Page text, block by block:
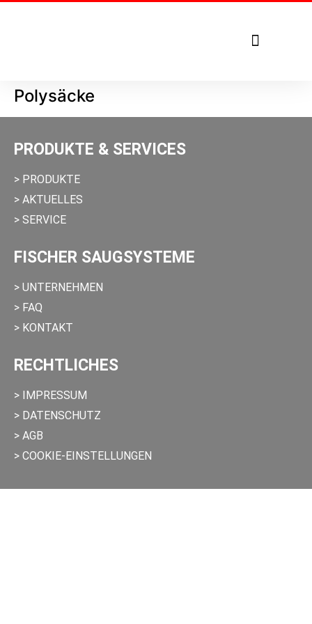
Polysäcke
PRODUKTE & SERVICES
> PRODUKTE
> AKTUELLES
> SERVICE
FISCHER SAUGSYSTEME
> UNTERNEHMEN
> FAQ
> KONTAKT
RECHTLICHES
> IMPRESSUM
> DATENSCHUTZ
> AGB
> COOKIE-EINSTELLUNGEN